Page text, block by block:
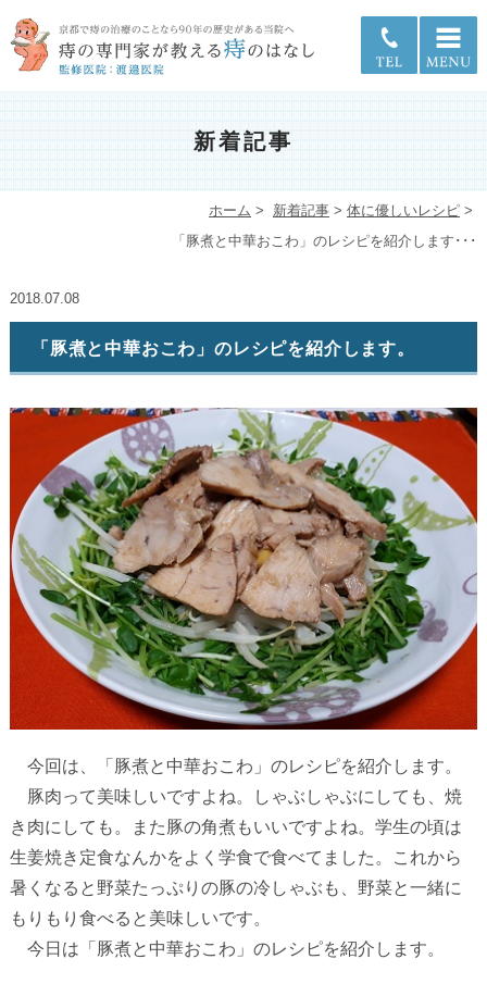
新着記事
ホーム > 新着記事 >体に優しいレシピ >
「豚煮と中華おこわ」のレシピを紹介します･･･
2018.07.08
「豚煮と中華おこわ」のレシピを紹介します。
今回は、「豚煮と中華おこわ」のレシピを紹介します。
豚肉って美味しいですよね。しゃぶしゃぶにしても、焼
き肉にしても。また豚の角煮もいいですよね。学生の頃は
生姜焼き定食なんかをよく学食で食べてました。これから
暑くなると野菜たっぷりの豚の冷しゃぶも、野菜と一緒に
もりもり食べると美味しいです。
今日は「豚煮と中華おこわ」のレシピを紹介します。